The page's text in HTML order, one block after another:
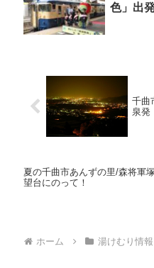
色」出
千曲
泉発
夏の千曲市あんずの里/森将軍
望台にのって！
ホーム 湯けむり情報